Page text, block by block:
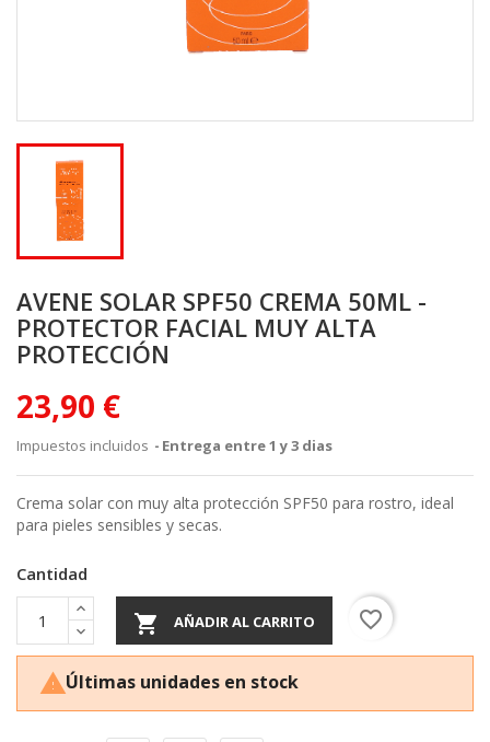
AVENE SOLAR SPF50 CREMA 50ML -
PROTECTOR FACIAL MUY ALTA
PROTECCIÓN
23,90 €
Impuestos incluidos Entrega entre 1 y 3 dias
Crema solar con muy alta protección SPF50 para rostro, ideal
para pieles sensibles y secas.
Cantidad
 AÑADIR AL CARRITO favorite_border
Últimas unidades en stock